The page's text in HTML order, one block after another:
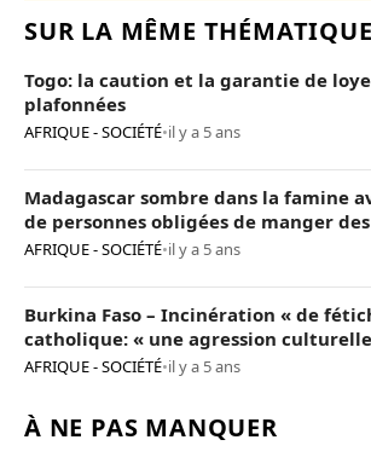
SUR LA MÊME THÉMATIQUE
Togo: la caution et la garantie de
plafonnées
AFRIQUE - SOCIÉTÉ•il y a 5 ans
Madagascar sombre dans la famine
de personnes obligées de manger
AFRIQUE - SOCIÉTÉ•il y a 5 ans
Burkina Faso – Incinération « de
catholique: « une agression
provocation de trop »
AFRIQUE - SOCIÉTÉ•il y a 5 ans
À NE PAS MANQUER